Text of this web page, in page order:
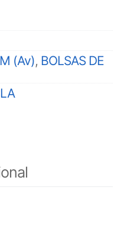
(Av), BOLSAS DE